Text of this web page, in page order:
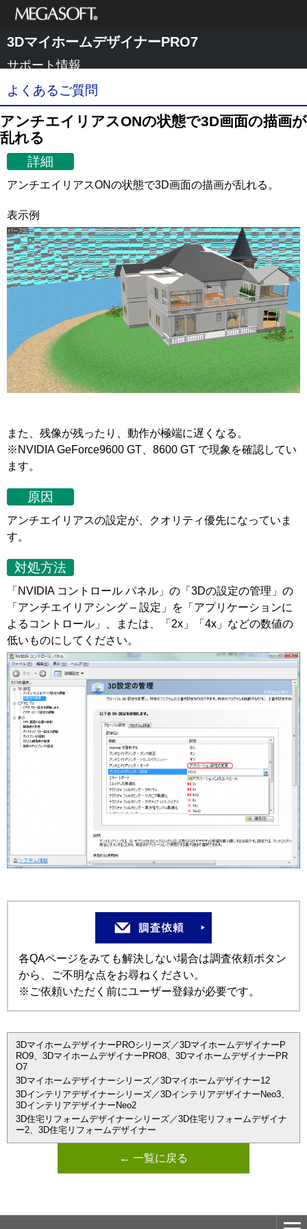
メガソフト株式
会社
3DマイホームデザイナーPRO7
サポート情報
よくあるご質問
アンチエイリアスONの状態で3D画面の描画が
乱れる
詳細
アンチエイリアスONの状態で3D画面の描画が乱れる。
表示例
また、残像が残ったり、動作が極端に遅くなる。
※NVIDIA GeForce9600 GT、8600 GT で現象を確認してい
ます。
原因
アンチエイリアスの設定が、クオリティ優先になっていま
す。
対処方法
「NVIDIA コントロール パネル」の「3Dの設定の管理」の
「アンチエイリアシング – 設定」を「アプリケーションに
よるコントロール」、または、「2x」「4x」などの数値の
低いものにしてください。
各QAページをみても解決しない場合は調査依頼ボタン
から、ご不明な点をお尋ねください。
※ご依頼いただく前にユーザー登録が必要です。
3DマイホームデザイナーPROシリーズ／3DマイホームデザイナーP
RO9、3DマイホームデザイナーPRO8、3DマイホームデザイナーPR
O7
3Dマイホームデザイナーシリーズ／3Dマイホームデザイナー12
3Dインテリアデザイナーシリーズ／3DインテリアデザイナーNeo3、
3DインテリアデザイナーNeo2
3D住宅リフォームデザイナーシリーズ／3D住宅リフォームデザイナ
ー2、3D住宅リフォームデザイナー
← 一覧に戻る